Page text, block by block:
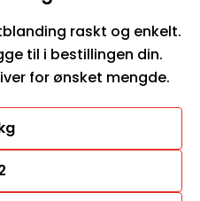
raskt og enkelt.
til i bestillingen din.
for ønsket mengde.